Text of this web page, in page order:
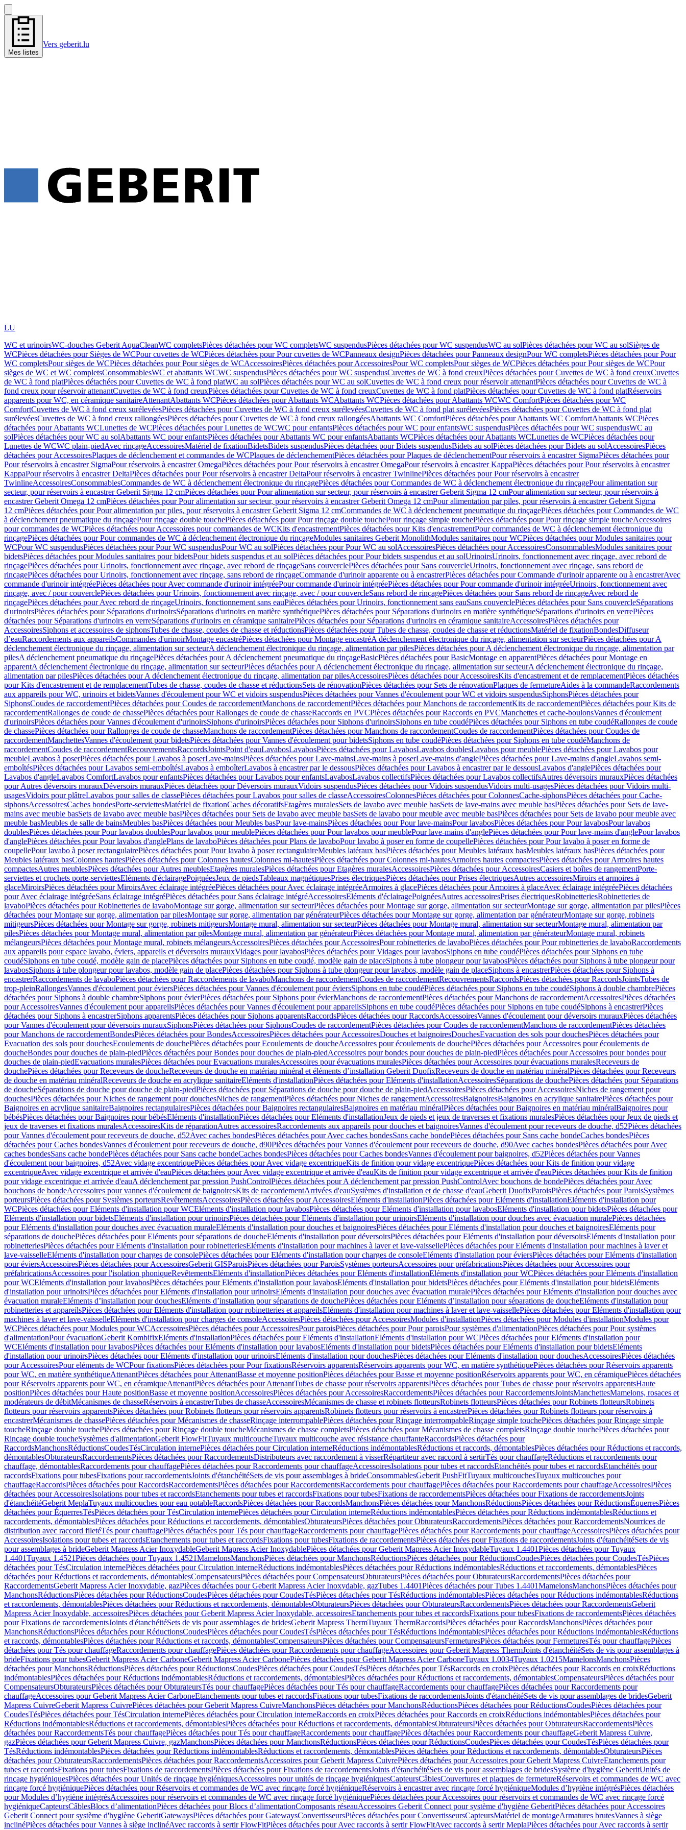
Mes listes
Vers geberit.lu
LU
WC et urinoirsWC-douches Geberit AquaCleanWC completsPièces détachées pour WC completsWC suspendusPièces détachées pour WC suspendusWC au solPièces détachées pour WC au solSièges de
WCPièces détachées pour Sièges de WCPour cuvettes de WCPièces détachées pour Pour cuvettes de WCPanneaux designPièces détachées pour Panneaux designPour WC completsPièces détachées pour Pour
WC completsPour sièges de WCPièces détachées pour Pour sièges de WCAccessoiresPièces détachées pour AccessoiresPour WC completsPour sièges de WCPièces détachées pour Pour sièges de WCPour
sièges de WC et WC completsConsommablesWC et abattants WCWC suspendusPièces détachées pour WC suspendusCuvettes de WC à fond creuxPièces détachées pour Cuvettes de WC à fond creuxCuvettes
de WC à fond platPièces détachées pour Cuvettes de WC à fond platWC au solPièces détachées pour WC au solCuvettes de WC à fond creux pour réservoir attenantPièces détachées pour Cuvettes de WC à
fond creux pour réservoir attenantCuvettes de WC à fond creuxPièces détachées pour Cuvettes de WC à fond creuxCuvettes de WC à fond platPièces détachées pour Cuvettes de WC à fond platRéservoirs
apparents pour WC, en céramique sanitaireAttenantAbattants WCPièces détachées pour Abattants WCAbattants WCPièces détachées pour Abattants WCWC ComfortPièces détachées pour WC
ComfortCuvettes de WC à fond creux surélevéesPièces détachées pour Cuvettes de WC à fond creux surélevéesCuvettes de WC à fond plat surélevéesPièces détachées pour Cuvettes de WC à fond plat
surélevéesCuvettes de WC à fond creux rallongéesPièces détachées pour Cuvettes de WC à fond creux rallongéesAbattants WC ComfortPièces détachées pour Abattants WC ComfortAbattants WCPièces
détachées pour Abattants WCLunettes de WCPièces détachées pour Lunettes de WCWC pour enfantsPièces détachées pour WC pour enfantsWC suspendusPièces détachées pour WC suspendusWC au
solPièces détachées pour WC au solAbattants WC pour enfantsPièces détachées pour Abattants WC pour enfantsAbattants WCPièces détachées pour Abattants WCLunettes de WCPièces détachées pour
Lunettes de WCWC plain-piedAvec rinçageAccessoiresMatériel de fixationBidetsBidets suspendusPièces détachées pour Bidets suspendusBidets au solPièces détachées pour Bidets au solAccessoiresPièces
détachées pour AccessoiresPlaques de déclenchement et commandes de WCPlaques de déclenchementPièces détachées pour Plaques de déclenchementPour réservoirs à encastrer SigmaPièces détachées pour
Pour réservoirs à encastrer SigmaPour réservoirs à encastrer OmegaPièces détachées pour Pour réservoirs à encastrer OmegaPour réservoirs à encastrer KappaPièces détachées pour Pour réservoirs à encastrer
KappaPour réservoirs à encastrer DeltaPièces détachées pour Pour réservoirs à encastrer DeltaPour réservoirs à encastrer TwinlinePièces détachées pour Pour réservoirs à encastrer
TwinlineAccessoiresConsommablesCommandes de WC à déclenchement électronique du rinçagePièces détachées pour Commandes de WC à déclenchement électronique du rinçagePour alimentation sur
secteur, pour réservoirs à encastrer Geberit Sigma 12 cmPièces détachées pour Pour alimentation sur secteur, pour réservoirs à encastrer Geberit Sigma 12 cmPour alimentation sur secteur, pour réservoirs à
encastrer Geberit Omega 12 cmPièces détachées pour Pour alimentation sur secteur, pour réservoirs à encastrer Geberit Omega 12 cmPour alimentation par piles, pour réservoirs à encastrer Geberit Sigma
12 cmPièces détachées pour Pour alimentation par piles, pour réservoirs à encastrer Geberit Sigma 12 cmCommandes de WC à déclenchement pneumatique du rinçagePièces détachées pour Commandes de WC
à déclenchement pneumatique du rinçagePour rinçage double touchePièces détachées pour Pour rinçage double touchePour rinçage simple touchePièces détachées pour Pour rinçage simple toucheAccessoires
pour commandes de WCPièces détachées pour Accessoires pour commandes de WCKits d'encastrementPièces détachées pour Kits d'encastrementPour commandes de WC à déclenchement électronique du
rinçagePièces détachées pour Pour commandes de WC à déclenchement électronique du rinçageModules sanitaires Geberit MonolithModules sanitaires pour WCPièces détachées pour Modules sanitaires pour
WCPour WC suspendusPièces détachées pour Pour WC suspendusPour WC au solPièces détachées pour Pour WC au solAccessoiresPièces détachées pour AccessoiresConsommablesModules sanitaires pour
bidetsPièces détachées pour Modules sanitaires pour bidetsPour bidets suspendus et au solPièces détachées pour Pour bidets suspendus et au solUrinoirsUrinoirs, fonctionnement avec rinçage, avec rebord de
rinçagePièces détachées pour Urinoirs, fonctionnement avec rinçage, avec rebord de rinçageSans couverclePièces détachées pour Sans couvercleUrinoirs, fonctionnement avec rinçage, sans rebord de
rinçagePièces détachées pour Urinoirs, fonctionnement avec rinçage, sans rebord de rinçageCommande d'urinoir apparente ou à encastrerPièces détachées pour Commande d'urinoir apparente ou à encastrerAvec
commande d'urinoir intégréePièces détachées pour Avec commande d'urinoir intégréePour commande d'urinoir intégréePièces détachées pour Pour commande d'urinoir intégréeUrinoirs, fonctionnement avec
rinçage, avec / pour couverclePièces détachées pour Urinoirs, fonctionnement avec rinçage, avec / pour couvercleSans rebord de rinçagePièces détachées pour Sans rebord de rinçageAvec rebord de
rinçagePièces détachées pour Avec rebord de rinçageUrinoirs, fonctionnement sans eauPièces détachées pour Urinoirs, fonctionnement sans eauSans couverclePièces détachées pour Sans couvercleSéparations
d'urinoirsPièces détachées pour Séparations d'urinoirsSéparations d'urinoirs en matière synthétiquePièces détachées pour Séparations d'urinoirs en matière synthétiqueSéparations d'urinoirs en verrePièces
détachées pour Séparations d'urinoirs en verreSéparations d'urinoirs en céramique sanitairePièces détachées pour Séparations d'urinoirs en céramique sanitaireAccessoiresPièces détachées pour
AccessoiresSiphons et accessoires de siphonsTubes de chasse, coudes de chasse et réductionsPièces détachées pour Tubes de chasse, coudes de chasse et réductionsMatériel de fixationBondesDiffuseur
d’eauRaccordements aux appareilsCommandes d'urinoirMontage encastréPièces détachées pour Montage encastréA déclenchement électronique du rinçage, alimentation sur secteurPièces détachées pour A
déclenchement électronique du rinçage, alimentation sur secteurA déclenchement électronique du rinçage, alimentation par pilesPièces détachées pour A déclenchement électronique du rinçage, alimentation par
pilesA déclenchement pneumatique du rinçagePièces détachées pour A déclenchement pneumatique du rinçageBasicPièces détachées pour BasicMontage en apparentPièces détachées pour Montage en
apparentA déclenchement électronique du rinçage, alimentation sur secteurPièces détachées pour A déclenchement électronique du rinçage, alimentation sur secteurA déclenchement électronique du rinçage,
alimentation par pilesPièces détachées pour A déclenchement électronique du rinçage, alimentation par pilesAccessoiresPièces détachées pour AccessoiresKits d'encastrement et de remplacementPièces détachées
pour Kits d'encastrement et de remplacementTubes de chasse, coudes de chasse et réductionsSets de rénovationPièces détachées pour Sets de rénovationPlaques de fermetureAides à la commandeRaccordements
aux appareils pour WC, urinoirs et bidetsVannes d'écoulement pour WC et vidoirs suspendusPièces détachées pour Vannes d'écoulement pour WC et vidoirs suspendusSiphonsPièces détachées pour
SiphonsCoudes de raccordementPièces détachées pour Coudes de raccordementManchons de raccordementPièces détachées pour Manchons de raccordementKits de raccordementPièces détachées pour Kits de
raccordementRallonges de coude de chassePièces détachées pour Rallonges de coude de chasseRaccords en PVCPièces détachées pour Raccords en PVCManchettes et cache-boulonsVannes d'écoulement
d'urinoirsPièces détachées pour Vannes d'écoulement d'urinoirsSiphons d'urinoirsPièces détachées pour Siphons d'urinoirsSiphons en tube coudéPièces détachées pour Siphons en tube coudéRallonges de coude
de chassePièces détachées pour Rallonges de coude de chasseManchons de raccordementPièces détachées pour Manchons de raccordementCoudes de raccordementPièces détachées pour Coudes de
raccordementManchettesVannes d'écoulement pour bidetsPièces détachées pour Vannes d'écoulement pour bidetsSiphons en tube coudéPièces détachées pour Siphons en tube coudéManchons de
raccordementCoudes de raccordementRecouvrementsRaccordsJointsPoint d'eauLavabosLavabosPièces détachées pour LavabosLavabos doublesLavabos pour meublePièces détachées pour Lavabos pour
meubleLavabos à poserPièces détachées pour Lavabos à poserLave-mainsPièces détachées pour Lave-mainsLave-mains à poserLave-mains d'anglePièces détachées pour Lave-mains d'angleLavabos semi-
emboîtésPièces détachées pour Lavabos semi-emboîtésLavabos à emboîterLavabos à encastrer par le dessousPièces détachées pour Lavabos à encastrer par le dessousLavabos d'anglePièces détachées pour
Lavabos d'angleLavabos ComfortLavabos pour enfantsPièces détachées pour Lavabos pour enfantsLavabosLavabos collectifsPièces détachées pour Lavabos collectifsAutres déversoirs murauxPièces détachées
pour Autres déversoirs murauxDéversoirs murauxPièces détachées pour Déversoirs murauxVidoirs suspendusPièces détachées pour Vidoirs suspendusVidoirs multi-usagesPièces détachées pour Vidoirs multi-
usagesVidoirs pour plâtreLavabos pour salles de classePièces détachées pour Lavabos pour salles de classeAccessoiresColonnesPièces détachées pour ColonnesCache-siphonsPièces détachées pour Cache-
siphonsAccessoiresCaches bondesPorte-serviettesMatériel de fixationCaches décoratifsEtagères muralesSets de lavabo avec meuble basSets de lave-mains avec meuble basPièces détachées pour Sets de lave-
mains avec meuble basSets de lavabo avec meuble basPièces détachées pour Sets de lavabo avec meuble basSets de lavabo pour meuble avec meuble basPièces détachées pour Sets de lavabo pour meuble avec
meuble basMeubles de salle de bainsMeubles basPièces détachées pour Meubles basPour lave-mainsPièces détachées pour Pour lave-mainsPour lavabosPièces détachées pour Pour lavabosPour lavabos
doublesPièces détachées pour Pour lavabos doublesPour lavabos pour meublePièces détachées pour Pour lavabos pour meublePour lave-mains d'anglePièces détachées pour Pour lave-mains d'anglePour lavabos
d'anglePièces détachées pour Pour lavabos d'anglePlans de lavaboPièces détachées pour Plans de lavaboPour lavabo à poser en forme de coupellePièces détachées pour Pour lavabo à poser en forme de
coupellePour lavabo à poser rectangulairePièces détachées pour Pour lavabo à poser rectangulaireMeubles latéraux basPièces détachées pour Meubles latéraux basMeubles latéraux basPièces détachées pour
Meubles latéraux basColonnes hautesPièces détachées pour Colonnes hautesColonnes mi-hautesPièces détachées pour Colonnes mi-hautesArmoires hautes compactesPièces détachées pour Armoires hautes
compactesAutres meublesPièces détachées pour Autres meublesEtagères muralesPièces détachées pour Etagères muralesAccessoiresPièces détachées pour AccessoiresCasiers et boîtes de rangementPorte-
serviettes et crochets porte-serviettesEléments d'éclairagePoignéesJeux de piedsTableaux magnétiquesPrises électriquesPièces détachées pour Prises électriquesAutres accessoiresMiroirs et armoires à
glaceMiroirsPièces détachées pour MiroirsAvec éclairage intégréePièces détachées pour Avec éclairage intégréeArmoires à glacePièces détachées pour Armoires à glaceAvec éclairage intégréePièces détachées
pour Avec éclairage intégréeSans éclairage intégréPièces détachées pour Sans éclairage intégréAccessoiresEléments d'éclairagePoignéesAutres accessoiresPrises électriquesRobinetteriesRobinetteries de
lavaboPièces détachées pour Robinetteries de lavaboMontage sur gorge, alimentation sur secteurPièces détachées pour Montage sur gorge, alimentation sur secteurMontage sur gorge, alimentation par pilesPièces
détachées pour Montage sur gorge, alimentation par pilesMontage sur gorge, alimentation par générateurPièces détachées pour Montage sur gorge, alimentation par générateurMontage sur gorge, robinets
mitigeursPièces détachées pour Montage sur gorge, robinets mitigeursMontage mural, alimentation sur secteurPièces détachées pour Montage mural, alimentation sur secteurMontage mural, alimentation par
pilesPièces détachées pour Montage mural, alimentation par pilesMontage mural, alimentation par générateurPièces détachées pour Montage mural, alimentation par générateurMontage mural, robinets
mélangeursPièces détachées pour Montage mural, robinets mélangeursAccessoiresPièces détachées pour AccessoiresPour robinetteries de lavaboPièces détachées pour Pour robinetteries de lavaboRaccordements
aux appareils pour espace lavabo, éviers, appareils et déversoirs murauxVidages pour lavabosPièces détachées pour Vidages pour lavabosSiphons en tube coudéPièces détachées pour Siphons en tube
coudéSiphons en tube coudé, modèle gain de placePièces détachées pour Siphons en tube coudé, modèle gain de placeSiphons à tube plongeur pour lavabosPièces détachées pour Siphons à tube plongeur pour
lavabosSiphons à tube plongeur pour lavabos, modèle gain de placePièces détachées pour Siphons à tube plongeur pour lavabos, modèle gain de placeSiphons à encastrerPièces détachées pour Siphons à
encastrerRaccordements de lavaboPièces détachées pour Raccordements de lavaboManchons de raccordementCoudes de raccordementRecouvrementsRaccordsPièces détachées pour RaccordsJointsTubes de
trop-pleinRallongesVannes d'écoulement pour éviersPièces détachées pour Vannes d'écoulement pour éviersSiphons en tube coudéPièces détachées pour Siphons en tube coudéSiphons à double chambrePièces
détachées pour Siphons à double chambreSiphons pour évierPièces détachées pour Siphons pour évierManchons de raccordementPièces détachées pour Manchons de raccordementAccessoiresPièces détachées
pour AccessoiresVannes d'écoulement pour appareilsPièces détachées pour Vannes d'écoulement pour appareilsSiphons en tube coudéPièces détachées pour Siphons en tube coudéSiphons à encastrerPièces
détachées pour Siphons à encastrerSiphons apparentsPièces détachées pour Siphons apparentsRaccordsPièces détachées pour RaccordsAccessoiresVannes d'écoulement pour déversoirs murauxPièces détachées
pour Vannes d'écoulement pour déversoirs murauxSiphonsPièces détachées pour SiphonsCoudes de raccordementPièces détachées pour Coudes de raccordementManchons de raccordementPièces détachées
pour Manchons de raccordementBondesPièces détachées pour BondesAccessoiresPièces détachées pour AccessoiresDouches et baignoiresDouchesEvacuation des sols pour douchesPièces détachées pour
Evacuation des sols pour douchesEcoulements de douchePièces détachées pour Ecoulements de doucheAccessoires pour écoulements de douchePièces détachées pour Accessoires pour écoulements de
doucheBondes pour douches de plain-piedPièces détachées pour Bondes pour douches de plain-piedAccessoires pour bondes pour douches de plain-piedPièces détachées pour Accessoires pour bondes pour
douches de plain-piedEvacuations muralesPièces détachées pour Evacuations muralesAccessoires pour évacuations muralesPièces détachées pour Accessoires pour évacuations muralesReceveurs de
douchePièces détachées pour Receveurs de doucheReceveurs de douche en matériau minéral et éléments d’installation Geberit DuofixReceveurs de douche en matériau minéralPièces détachées pour Receveurs
de douche en matériau minéralReceveurs de douche en acrylique sanitaireEléments d'installationPièces détachées pour Eléments d'installationAccessoiresSéparations de douchePièces détachées pour Séparations
de doucheSéparations de douche pour douche de plain-piedPièces détachées pour Séparations de douche pour douche de plain-piedAccessoiresPièces détachées pour AccessoiresNiches de rangement pour
douchesPièces détachées pour Niches de rangement pour douchesNiches de rangementPièces détachées pour Niches de rangementAccessoiresBaignoiresBaignoires en acrylique sanitairePièces détachées pour
Baignoires en acrylique sanitaireBaignoires rectangulairesPièces détachées pour Baignoires rectangulairesBaignoires en matériau minéralPièces détachées pour Baignoires en matériau minéralBaignoires pour
bébésPièces détachées pour Baignoires pour bébésEléments d'installationPièces détachées pour Eléments d'installationJeux de pieds et jeux de traverses et fixations muralesPièces détachées pour Jeux de pieds et
jeux de traverses et fixations muralesAccessoiresKits de réparationAutres accessoiresRaccordements aux appareils pour douches et baignoiresVannes d'écoulement pour receveurs de douche, d52Pièces détachées
pour Vannes d'écoulement pour receveurs de douche, d52Avec caches bondesPièces détachées pour Avec caches bondesSans cache bondePièces détachées pour Sans cache bondeCaches bondesPièces
détachées pour Caches bondesVannes d'écoulement pour receveurs de douche, d90Pièces détachées pour Vannes d'écoulement pour receveurs de douche, d90Avec caches bondesPièces détachées pour Avec
caches bondesSans cache bondePièces détachées pour Sans cache bondeCaches bondesPièces détachées pour Caches bondesVannes d'écoulement pour baignoires, d52Pièces détachées pour Vannes
d'écoulement pour baignoires, d52Avec vidage excentriquePièces détachées pour Avec vidage excentriqueKits de finition pour vidage excentriquePièces détachées pour Kits de finition pour vidage
excentriqueAvec vidage excentrique et arrivée d'eauPièces détachées pour Avec vidage excentrique et arrivée d'eauKits de finition pour vidage excentrique et arrivée d'eauPièces détachées pour Kits de finition
pour vidage excentrique et arrivée d'eauA déclenchement par pression PushControlPièces détachées pour A déclenchement par pression PushControlAvec bouchons de bondePièces détachées pour Avec
bouchons de bondeAccessoires pour vannes d'écoulement de baignoiresKits de raccordementArrivées d'eauSystèmes d'installation et de chasse d'eauGeberit DuofixParoisPièces détachées pour ParoisSystèmes
porteursPièces détachées pour Systèmes porteursRevêtementsAccessoiresPièces détachées pour AccessoiresEléments d'installationPièces détachées pour Eléments d'installationEléments d'installation pour
WCPièces détachées pour Eléments d'installation pour WCEléments d'installation pour lavabosPièces détachées pour Eléments d'installation pour lavabosEléments d'installation pour bidetsPièces détachées pour
Eléments d'installation pour bidetsEléments d'installation pour urinoirsPièces détachées pour Eléments d'installation pour urinoirsEléments d'installation pour douches avec évacuation muralePièces détachées
pour Eléments d'installation pour douches avec évacuation muraleEléments d'installation pour douches et baignoiresPièces détachées pour Eléments d'installation pour douches et baignoiresEléments pour
séparations de douchePièces détachées pour Eléments pour séparations de doucheEléments d'installation pour déversoirsPièces détachées pour Eléments d'installation pour déversoirsEléments d'installation pour
robinetteriesPièces détachées pour Eléments d'installation pour robinetteriesEléments d'installation pour machines à laver et lave-vaissellePièces détachées pour Eléments d'installation pour machines à laver et
lave-vaisselleEléments d'installation pour charges de consolePièces détachées pour Eléments d'installation pour charges de consoleEléments d'installation pour éviersPièces détachées pour Eléments d'installation
pour éviersAccessoiresPièces détachées pour AccessoiresGeberit GISParoisPièces détachées pour ParoisSystèmes porteursAccessoires pour préfabricationsPièces détachées pour Accessoires pour
préfabricationsAccessoires pour l'isolation phoniqueRevêtementsEléments d'installationPièces détachées pour Eléments d'installationEléments d'installation pour WCPièces détachées pour Eléments d'installation
pour WCEléments d'installation pour lavabosPièces détachées pour Eléments d'installation pour lavabosEléments d'installation pour bidetsPièces détachées pour Eléments d'installation pour bidetsEléments
d'installation pour urinoirsPièces détachées pour Eléments d'installation pour urinoirsEléments d'installation pour douches avec évacuation muralePièces détachées pour Eléments d'installation pour douches avec
évacuation muraleEléments d’installation pour douchesEléments d’installation pour séparations de douchePièces détachées pour Eléments d’installation pour séparations de doucheEléments d'installation pour
robinetteries et appareilsPièces détachées pour Eléments d'installation pour robinetteries et appareilsEléments d'installation pour machines à laver et lave-vaissellePièces détachées pour Eléments d'installation pour
machines à laver et lave-vaisselleEléments d'installation pour charges de consoleAccessoiresPièces détachées pour AccessoiresModules d'installationPièces détachées pour Modules d'installationModules pour
WCPièces détachées pour Modules pour WCAccessoiresPièces détachées pour AccessoiresPour paroisPièces détachées pour Pour paroisPour systèmes d'alimentationPièces détachées pour Pour systèmes
d'alimentationPour évacuationGeberit KombifixEléments d'installationPièces détachées pour Eléments d'installationEléments d'installation pour WCPièces détachées pour Eléments d'installation pour
WCEléments d'installation pour lavabosPièces détachées pour Eléments d'installation pour lavabosEléments d'installation pour bidetsPièces détachées pour Eléments d'installation pour bidetsEléments
d'installation pour urinoirsPièces détachées pour Eléments d'installation pour urinoirsEléments d'installation pour douchesPièces détachées pour Eléments d'installation pour douchesAccessoiresPièces détachées
pour AccessoiresPour eléments de WCPour fixationsPièces détachées pour Pour fixationsRéservoirs apparentsRéservoirs apparents pour WC, en matière synthétiquePièces détachées pour Réservoirs apparents
pour WC, en matière synthétiqueAttenantPièces détachées pour AttenantBasse et moyenne positionPièces détachées pour Basse et moyenne positionRéservoirs apparents pour WC, en céramiquePièces détachées
pour Réservoirs apparents pour WC, en céramiqueAttenantPièces détachées pour AttenantTubes de chasse pour réservoirs apparentsPièces détachées pour Tubes de chasse pour réservoirs apparentsHaute
positionPièces détachées pour Haute positionBasse et moyenne positionAccessoiresPièces détachées pour AccessoiresRaccordementsPièces détachées pour RaccordementsJointsManchettesMamelons, rosaces et
modérateurs de débitMécanismes de chasseRéservoirs à encastrerTubes de chasseAccessoiresMécanismes de chasse et robinets flotteursRobinets flotteursPièces détachées pour Robinets flotteursRobinets
flotteurs pour réservoirs apparentsPièces détachées pour Robinets flotteurs pour réservoirs apparentsRobinets flotteurs pour réservoirs à encastrerPièces détachées pour Robinets flotteurs pour réservoirs à
encastrerMécanismes de chassePièces détachées pour Mécanismes de chasseRinçage interrompablePièces détachées pour Rinçage interrompableRinçage simple touchePièces détachées pour Rinçage simple
toucheRinçage double touchePièces détachées pour Rinçage double toucheMécanismes de chasse completsPièces détachées pour Mécanismes de chasse completsRinçage double touchePièces détachées pour
Rinçage double toucheSystèmes d'alimentationGeberit FlowFitTuyaux multicoucheTuyaux multicouche avec résistance chauffanteRaccordsPièces détachées pour
RaccordsManchonsRéductionsCoudesTésCirculation internePièces détachées pour Circulation interneRéductions indémontablesRéductions et raccords, démontablesPièces détachées pour Réductions et raccords,
démontablesObturateursRaccordementsPièces détachées pour RaccordementsDistributeurs avec raccordement à visserRépartiteur avec raccord à sertirTés pour chauffageRéductions et raccordements pour
chauffage, démontablesRaccordements pour chauffagePièces détachées pour Raccordements pour chauffageAccessoiresIsolations pour tubes et raccordsEtanchéités pour tubes et raccordsEtanchéités pour
raccordsFixations pour tubesFixations pour raccordementsJoints d'étanchéitéSets de vis pour assemblages à brideConsommablesGeberit PushFitTuyaux multicouchesTuyaux multicouches pour
chauffageRaccordsPièces détachées pour RaccordsRaccordementsPièces détachées pour RaccordementsRaccordements pour chauffagePièces détachées pour Raccordements pour chauffageAccessoiresPièces
détachées pour AccessoiresIsolations pour tubes et raccordsEtanchements pour tubes et raccordsFixations pour tubesFixations de raccordementsPièces détachées pour Fixations de raccordementsJoints
d'étanchéitéGeberit MeplaTuyaux multicouches pour eau potableRaccordsPièces détachées pour RaccordsManchonsPièces détachées pour ManchonsRéductionsPièces détachées pour RéductionsÉquerresPièces
détachées pour ÉquerresTésPièces détachées pour TésCirculation internePièces détachées pour Circulation interneRéductions indémontablesPièces détachées pour Réductions indémontablesRéductions et
raccordements, démontablesPièces détachées pour Réductions et raccordements, démontablesObturateursPièces détachées pour ObturateursRaccordementsPièces détachées pour RaccordementsNourrices de
distribution avec raccord filetéTés pour chauffagePièces détachées pour Tés pour chauffageRaccordements pour chauffagePièces détachées pour Raccordements pour chauffageAccessoiresPièces détachées pour
AccessoiresIsolations pour tubes et raccordsEtanchements pour tubes et raccordsFixations pour tubesFixations de raccordementsPièces détachées pour Fixations de raccordementsJoints d'étanchéitéSets de vis
pour assemblages à brideGeberit Mapress Acier InoxydableGeberit Mapress Acier InoxydablePièces détachées pour Geberit Mapress Acier InoxydableTuyaux 1.4401Pièces détachées pour Tuyaux
1.4401Tuyaux 1.4521Pièces détachées pour Tuyaux 1.4521MamelonsManchonsPièces détachées pour ManchonsRéductionsPièces détachées pour RéductionsCoudesPièces détachées pour CoudesTésPièces
détachées pour TésCirculation internePièces détachées pour Circulation interneRéductions indémontablesPièces détachées pour Réductions indémontablesRéductions et raccordements, démontablesPièces
détachées pour Réductions et raccordements, démontablesCompensateursPièces détachées pour CompensateursObturateursPièces détachées pour ObturateursRaccordementsPièces détachées pour
RaccordementsGeberit Mapress Acier Inoxydable, gazPièces détachées pour Geberit Mapress Acier Inoxydable, gazTubes 1.4401Pièces détachées pour Tubes 1.4401MamelonsManchonsPièces détachées pour
ManchonsRéductionsPièces détachées pour RéductionsCoudesPièces détachées pour CoudesTésPièces détachées pour TésRéductions indémontablesPièces détachées pour Réductions indémontablesRéductions
et raccordements, démontablesPièces détachées pour Réductions et raccordements, démontablesObturateursPièces détachées pour ObturateursRaccordementsPièces détachées pour RaccordementsGeberit
Mapress Acier Inoxydable, accessoiresPièces détachées pour Geberit Mapress Acier Inoxydable, accessoiresEtanchements pour tubes et raccordsFixations pour tubesFixations de raccordementsPièces détachées
pour Fixations de raccordementsJoints d'étanchéitéSets de vis pour assemblages de bridesGeberit Mapress ThermTuyaux ThermRaccordsPièces détachées pour RaccordsManchonsPièces détachées pour
ManchonsRéductionsPièces détachées pour RéductionsCoudesPièces détachées pour CoudesTésPièces détachées pour TésRéductions indémontablesPièces détachées pour Réductions indémontablesRéductions
et raccords, démontablesPièces détachées pour Réductions et raccords, démontablesCompensateursPièces détachées pour CompensateursFermeturesPièces détachées pour FermeturesTés pour chauffagePièces
détachées pour Tés pour chauffageRaccordements pour chauffagePièces détachées pour Raccordements pour chauffageAccessoires pour Geberit Mapress ThermJoints d'étanchéitéSets de vis pour assemblages à
brideFixations pour tubesGeberit Mapress Acier CarboneGeberit Mapress Acier CarbonePièces détachées pour Geberit Mapress Acier CarboneTuyaux 1.0034Tuyaux 1.0215MamelonsManchonsPièces
détachées pour ManchonsRéductionsPièces détachées pour RéductionsCoudesPièces détachées pour CoudesTésPièces détachées pour TésRaccords en croixPièces détachées pour Raccords en croixRéductions
indémontablesPièces détachées pour Réductions indémontablesRéductions et raccordements, démontablesPièces détachées pour Réductions et raccordements, démontablesCompensateursPièces détachées pour
CompensateursObturateursPièces détachées pour ObturateursTés pour chauffagePièces détachées pour Tés pour chauffageRaccordements pour chauffagePièces détachées pour Raccordements pour
chauffageAccessoires pour Geberit Mapress Acier CarboneEtanchements pour tubes et raccordsFixations pour tubesFixations de raccordementsJoints d'étanchéitéSets de vis pour assemblages de bridesGeberit
Mapress CuivreGeberit Mapress CuivrePièces détachées pour Geberit Mapress CuivreManchonsPièces détachées pour ManchonsRéductionsPièces détachées pour RéductionsCoudesPièces détachées pour
CoudesTésPièces détachées pour TésCirculation internePièces détachées pour Circulation interneRaccords en croixPièces détachées pour Raccords en croixRéductions indémontablesPièces détachées pour
Réductions indémontablesRéductions et raccordements, démontablesPièces détachées pour Réductions et raccordements, démontablesObturateursPièces détachées pour ObturateursRaccordementsPièces
détachées pour RaccordementsTés pour chauffagePièces détachées pour Tés pour chauffageRaccordements pour chauffagePièces détachées pour Raccordements pour chauffageGeberit Mapress Cuivre,
gazPièces détachées pour Geberit Mapress Cuivre, gazManchonsPièces détachées pour ManchonsRéductionsPièces détachées pour RéductionsCoudesPièces détachées pour CoudesTésPièces détachées pour
TésRéductions indémontablesPièces détachées pour Réductions indémontablesRéductions et raccordements, démontablesPièces détachées pour Réductions et raccordements, démontablesObturateursPièces
détachées pour ObturateursRaccordementsPièces détachées pour RaccordementsAccessoires pour Geberit Mapress CuivrePièces détachées pour Accessoires pour Geberit Mapress CuivreEtanchements pour
tubes et raccordsFixations pour tubesFixations de raccordementsPièces détachées pour Fixations de raccordementsJoints d'étanchéitéSets de vis pour assemblages de bridesSystème d'hygiène GeberitUnités de
rinçage hygiéniquesPièces détachées pour Unités de rinçage hygiéniquesAccessoires pour unités de rinçage hygiéniquesCapteursCâblesCouvertures et plaques de fermetureRéservoirs et commandes de WC avec
rinçage forcé hygiéniquePièces détachées pour Réservoirs et commandes de WC avec rinçage forcé hygiéniqueRéservoirs à encastrer avec rinçage forcé hygiéniqueModules d’hygiène intégrésPièces détachées
pour Modules d’hygiène intégrésAccessoires pour réservoirs et commandes de WC avec rinçage forcé hygiéniquePièces détachées pour Accessoires pour réservoirs et commandes de WC avec rinçage forcé
hygiéniqueCapteursCâblesBlocs d’alimentationPièces détachées pour Blocs d’alimentationComposants réseauAccessoires Geberit Connect pour système d'hygiène GeberitPièces détachées pour Accessoires
Geberit Connect pour système d'hygiène GeberitGatewaysPièces détachées pour GatewaysConvertisseursPièces détachées pour ConvertisseursCapteursMatériel de montageArmatures brutesVannes à siège
inclinéPièces détachées pour Vannes à siège inclinéAvec raccords à sertir FlowFitPièces détachées pour Avec raccords à sertir FlowFitAvec raccords à sertir MeplaPièces détachées pour Avec raccords à sertir